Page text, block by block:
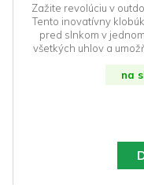
Zažite revolúciu v
Tento inovatívny
pred slnkom v
všetkých uhlov a
na